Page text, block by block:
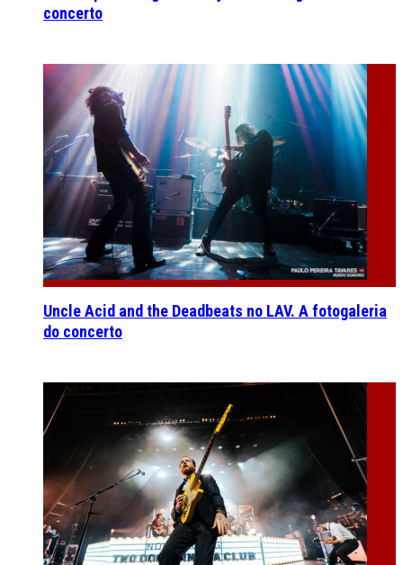
concerto
Uncle Acid and the Deadbeats no LAV. A fotogaleria
do concerto